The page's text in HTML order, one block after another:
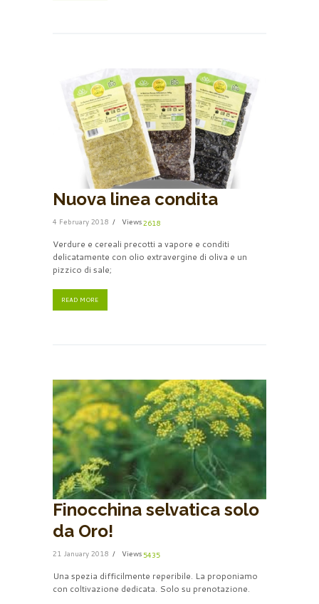
Nuova linea condita
4 February 2018 Views2618
Verdure e cereali precotti a vapore e conditi
delicatamente con olio extravergine di oliva e un
pizzico di sale;
READ MORE
Finocchina selvatica solo
da Oro!
21 January 2018 Views 5435
Una spezia difficilmente reperibile. La proponiamo
con coltivazione dedicata. Solo su prenotazione.